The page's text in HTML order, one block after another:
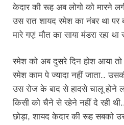
केदार की रूह अब लोगो को मारने
उस रात शायद रमेश का नंबर था पर
मारे गए! मौत का साया मंडरा रहा था
रमेश को अब दुसरे दिन होश आया तो
रमेश काम पे ज्यादा नहीं जाता..
उस रोज के बाद से हादसे चालू होने
किसी को चैने से रहेने नहीं दे रही
छोड़ा, शायद केदार की रूह सबको